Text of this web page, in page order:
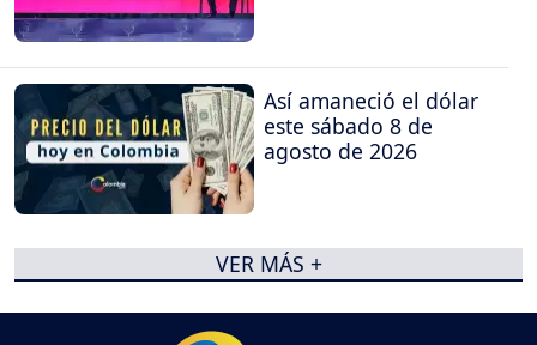
Así amaneció el dólar
este sábado 8 de
agosto de 2026
VER MÁS +